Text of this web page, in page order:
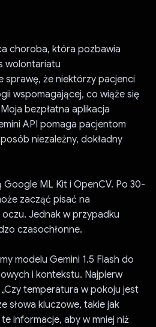
choroba, która pozbawia
wolontariatu
sprawę, że niektórzy pacjenci
wspomagającej, co wiąże się
bezpłatna aplikacja
API pomaga pacjentom
niezależny, dokładny
ML Kit i OpenCV. Po 30-
zacząć pisać na
Jednak w przypadku
czasochłonne.
modelu Gemini 1.5 Flash do
i kontekstu. Najpierw
temperatura w pokoju jest
słowa kluczowe, takie jak
te informacje, aby w mniej niż